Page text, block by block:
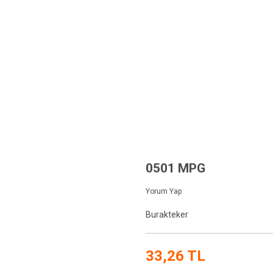
0501 MPG
Yorum Yap
Burakteker
33,26 TL